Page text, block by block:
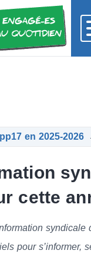
en 2025-2026
cette
pour s’informer,